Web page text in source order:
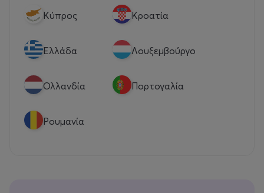
Κύπρος Κροατία
Eλλάδα Λουξεμβούργο
Ολλανδία Πορτογαλία
Ρουμανία